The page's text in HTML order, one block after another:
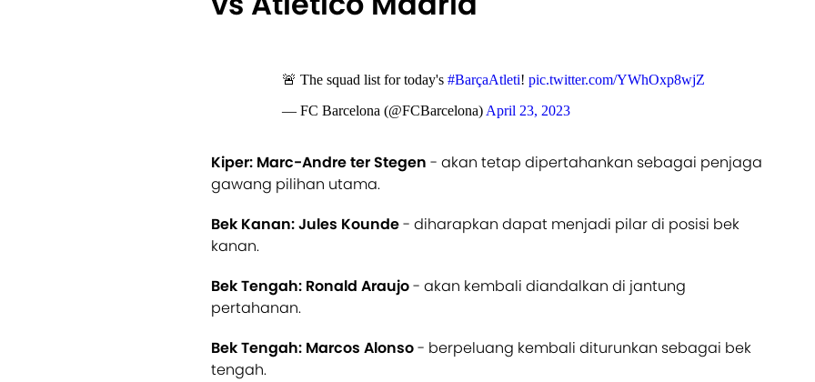
🚨 The squad list for today's #BarçaAtleti! pic.twitter.com/YWhOxp8wjZ
— FC Barcelona (@FCBarcelona) April 23, 2023
Kiper: Marc-Andre ter Stegen - akan tetap dipertahankan sebagai penjaga
gawang pilihan utama.
Bek Kanan: Jules Kounde- diharapkan dapat menjadi pilar di posisi bek
kanan.
Bek Tengah: Ronald Araujo- akan kembali diandalkan di jantung
pertahanan.
Bek Tengah: Marcos Alonso- berpeluang kembali diturunkan sebagai bek
tengah.